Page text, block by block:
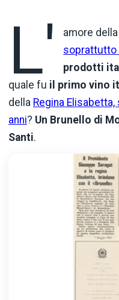
L' amore della
soprattutto
prodotti
quale fu il primo vino
della Regina
anni? Un Brunello di
Santi.